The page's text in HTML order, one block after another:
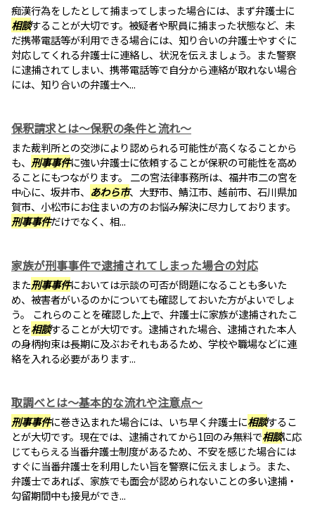
痴漢行為をしたとして捕まってしまった場合には、まず弁護士に
相談することが大切です。被疑者や駅員に捕まった状態など、未
だ携帯電話等が利用できる場合には、知り合いの弁護士やすぐに
対応してくれる弁護士に連絡し、状況を伝えましょう。また警察
に逮捕されてしまい、携帯電話等で自分から連絡が取れない場合
には、知り合いの弁護士へ...
保釈請求とは～保釈の条件と流れ～
また裁判所との交渉により認められる可能性が高くなることから
も、 刑事事件に強い弁護士に依頼することが保釈の可能性を高め
ることにもつながります。 二の宮法律事務所は、福井市二の宮を
中心に、坂井市、 あわら市、大野市、鯖江市、越前市、石川県加
賀市、小松市にお住まいの方のお悩み解決に尽力しております。
刑事事件だけでなく、相...
家族が刑事事件で逮捕されてしまった場合の対応
また刑事事件においては示談の可否が問題になることも多いた
め、被害者がいるのかについても確認しておいた方がよいでしょ
う。 これらのことを確認した上で、弁護士に家族が逮捕されたこ
とを相談することが大切です。逮捕された場合、逮捕された本人
の身柄拘束は長期に及ぶおそれもあるため、学校や職場などに連
絡を入れる必要があります...
取調べとは～基本的な流れや注意点～
刑事事件に巻き込まれた場合には、いち早く弁護士に相談するこ
とが大切です。現在では、逮捕されてから1回のみ無料で相談に応
じてもらえる当番弁護士制度があるため、不安を感じた場合には
すぐに当番弁護士を利用したい旨を警察に伝えましょう。また、
弁護士であれば、家族でも面会が認められないことの多い逮捕・
勾留期間中も接見ができ...